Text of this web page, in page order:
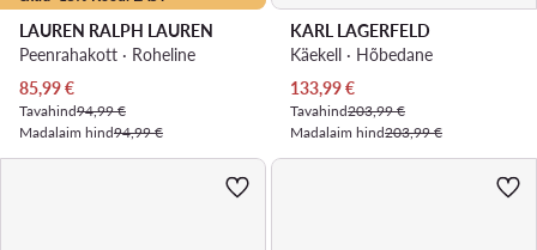
LAUREN RALPH LAUREN
Peenrahakott · Roheline
Praegune hind
85,99€
Tavahind94,99 €
Madalaim hind94,99 €
KARL LAGERFELD
Käekell · Hõbedane
Praegune hind
133,99€
Tavahind203,99 €
Madalaim hind203,99 €